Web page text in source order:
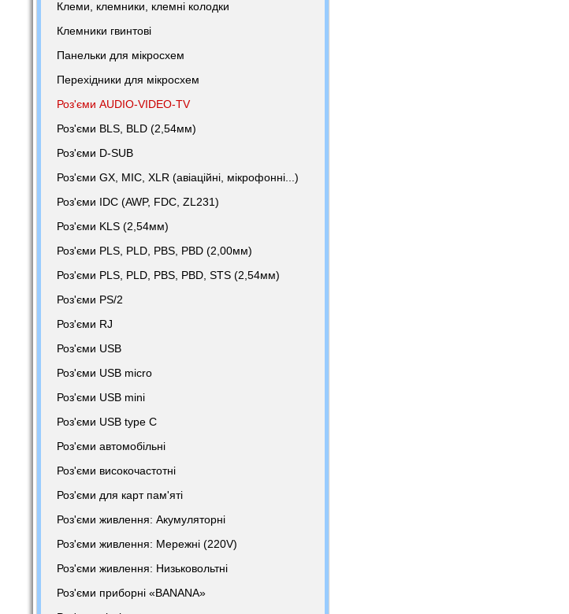
Клеми, клемники, клемні колодки
Клемники гвинтові
Панельки для мікросхем
Перехідники для мікросхем
Роз'єми AUDIO-VIDEO-TV
Роз'єми BLS, BLD (2,54мм)
Роз'єми D-SUB
Роз'єми GX, MIC, XLR (авіаційні, мікрофонні...)
Роз'єми IDC (AWP, FDC, ZL231)
Роз'єми KLS (2,54мм)
Роз'єми PLS, PLD, PBS, PBD (2,00мм)
Роз'єми PLS, PLD, PBS, PBD, STS (2,54мм)
Роз'єми PS/2
Роз'єми RJ
Роз'єми USB
Роз'єми USB micro
Роз'єми USB mini
Роз'єми USB type C
Роз'єми автомобільні
Роз'єми високочастотні
Роз'єми для карт пам'яті
Роз'єми живлення: Акумуляторні
Роз'єми живлення: Мережні (220V)
Роз'єми живлення: Низьковольтні
Роз'єми приборні «BANANA»